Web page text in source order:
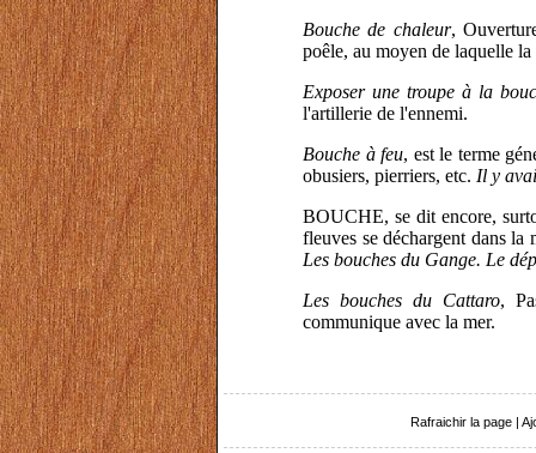
Bouche de chaleur,
poêle, au moyen de laquelle
Exposer une troupe à la
l'artillerie de l'ennemi.
Bouche à feu, est le terme
obusiers, pierriers, etc. Il y
BOUCHE, se dit encore,
fleuves se déchargent dans la
Les bouches du Gange. Le
Les bouches du Cattaro,
communique avec la mer.
Rafraichir la page